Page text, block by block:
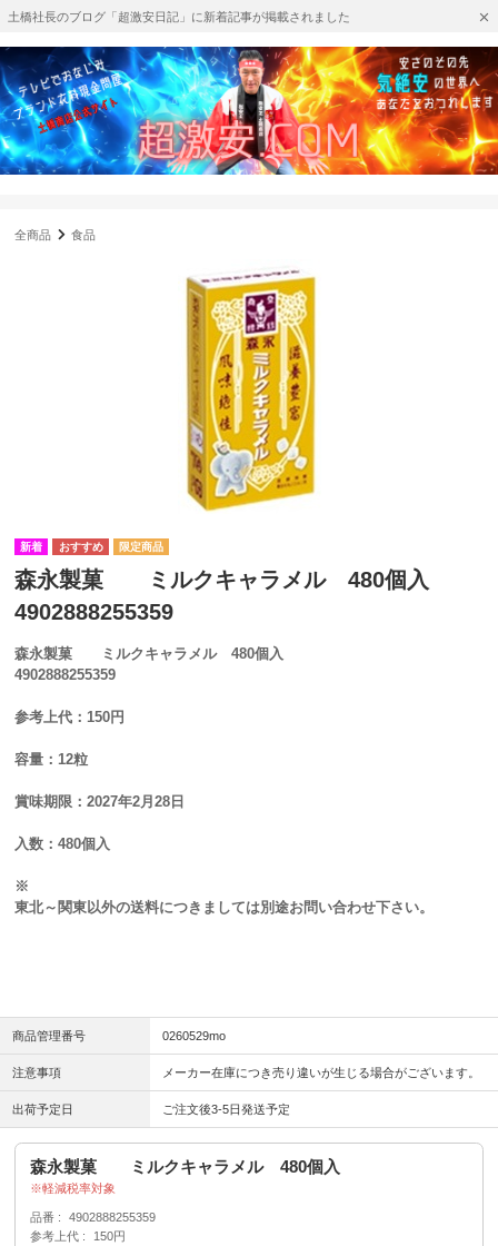
土橋社長のブログ「超激安日記」に新着記事が掲載されました
全商品 食品
森永製菓 ミルクキャラメル 480個入
4902888255359
森永製菓 ミルクキャラメル 480個入
4902888255359
参考上代：150円
容量：12粒
賞味期限：2027年2月28日
入数：480個入
※
東北～関東以外の送料につきましては別途お問い合わせ下さい。
商品管理番号 0260529mo
注意事項 メーカー在庫につき売り違いが生じる場合がございます。
出荷予定日 ご注文後3-5日発送予定
森永製菓 ミルクキャラメル 480個入
軽減税率対象
品番
4902888255359
参考上代
150円